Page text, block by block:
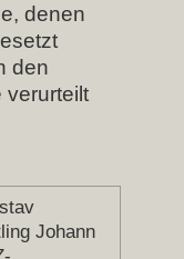
denen
den
verurteilt
Johann